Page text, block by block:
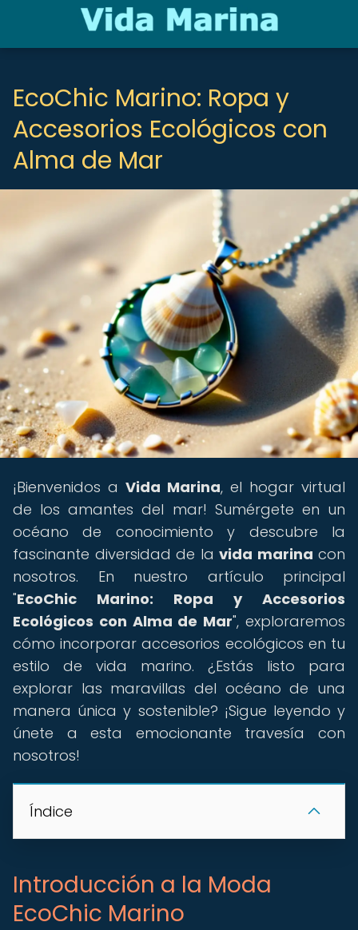
EcoChic Marino: Ropa y
Accesorios Ecológicos con
Alma de Mar
¡Bienvenidos a Vida Marina, el hogar virtual
de los amantes del mar! Sumérgete en un
océano de conocimiento y descubre la
fascinante diversidad de la vida marina con
nosotros. En nuestro artículo principal
"EcoChic Marino: Ropa y Accesorios
Ecológicos con Alma de Mar", exploraremos
cómo incorporar accesorios ecológicos en tu
estilo de vida marino. ¿Estás listo para
explorar las maravillas del océano de una
manera única y sostenible? ¡Sigue leyendo y
únete a esta emocionante travesía con
nosotros!
Índice
Introducción a la Moda
EcoChic Marino